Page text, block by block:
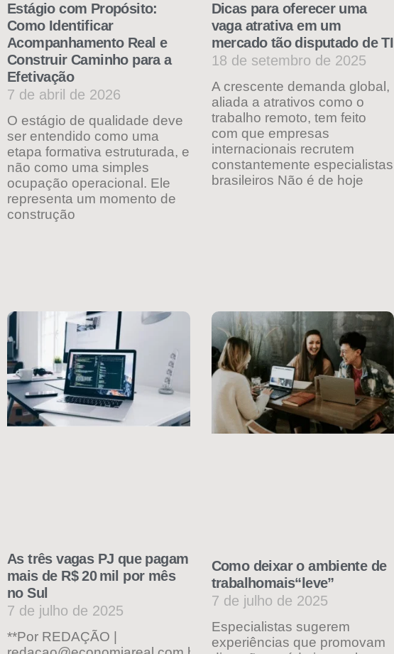
Estágio com Propósito:
Como Identificar
Acompanhamento Real e
Construir Caminho para a
Efetivação
7 de abril de 2026
O estágio de qualidade deve
ser entendido como uma
etapa formativa estruturada, e
não como uma simples
ocupação operacional. Ele
representa um momento de
construção
Dicas para oferecer uma
vaga atrativa em um
mercado tão disputado de TI
18 de setembro de 2025
A crescente demanda global,
aliada a atrativos como o
trabalho remoto, tem feito
com que empresas
internacionais recrutem
constantemente especialistas
brasileiros Não é de hoje
As três vagas PJ que pagam
mais de R$ 20 mil por mês
no Sul
7 de julho de 2025
**Por REDAÇÃO |
Como deixar o ambiente de
trabalhomais“leve”
7 de julho de 2025
Especialistas sugerem
experiências que promovam